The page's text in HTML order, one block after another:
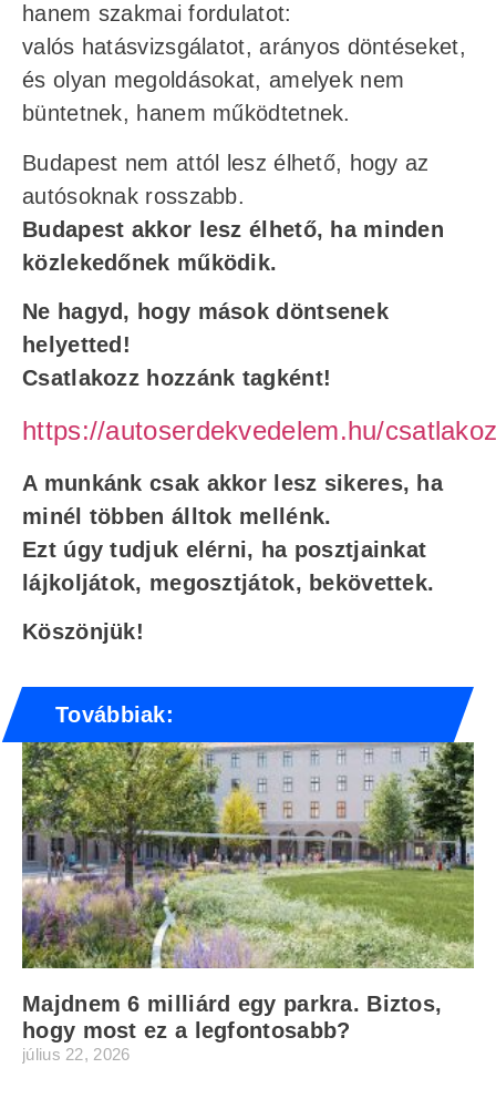
hanem szakmai fordulatot:
valós hatásvizsgálatot, arányos döntéseket,
és olyan megoldásokat, amelyek nem
büntetnek, hanem működtetnek.
Budapest nem attól lesz élhető, hogy az
autósoknak rosszabb.
Budapest akkor lesz élhető, ha minden
közlekedőnek működik.
Ne hagyd, hogy mások döntsenek
helyetted!
Csatlakozz hozzánk tagként!
https://autoserdekvedelem.hu/
A munkánk csak akkor lesz sikeres, ha
minél többen álltok mellénk.
Ezt úgy tudjuk elérni, ha posztjainkat
lájkoljátok, megosztjátok, bekövettek.
Köszönjük!
Továbbiak:
Majdnem 6 milliárd egy parkra. Biztos,
hogy most ez a legfontosabb?
július 22, 2026